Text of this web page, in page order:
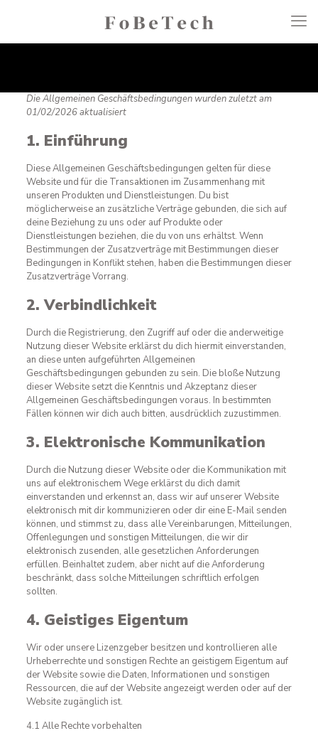
Die Allgemeinen Geschäftsbedingungen wurden zuletzt am
01/02/2026 aktualisiert
1. Einführung
Diese Allgemeinen Geschäftsbedingungen gelten für diese
Website und für die Transaktionen im Zusammenhang mit
unseren Produkten und Dienstleistungen. Du bist
möglicherweise an zusätzliche Verträge gebunden, die sich auf
deine Beziehung zu uns oder auf Produkte oder
Dienstleistungen beziehen, die du von uns erhältst. Wenn
Bestimmungen der Zusatzverträge mit Bestimmungen dieser
Bedingungen in Konflikt stehen, haben die Bestimmungen dieser
Zusatzverträge Vorrang.
2. Verbindlichkeit
Durch die Registrierung, den Zugriff auf oder die anderweitige
Nutzung dieser Website erklärst du dich hiermit einverstanden,
an diese unten aufgeführten Allgemeinen
Geschäftsbedingungen gebunden zu sein. Die bloße Nutzung
dieser Website setzt die Kenntnis und Akzeptanz dieser
Allgemeinen Geschäftsbedingungen voraus. In bestimmten
Fällen können wir dich auch bitten, ausdrücklich zuzustimmen.
3. Elektronische Kommunikation
Durch die Nutzung dieser Website oder die Kommunikation mit
uns auf elektronischem Wege erklärst du dich damit
einverstanden und erkennst an, dass wir auf unserer Website
elektronisch mit dir kommunizieren oder dir eine E-Mail senden
können, und stimmst zu, dass alle Vereinbarungen, Mitteilungen,
Offenlegungen und sonstigen Mitteilungen, die wir dir
elektronisch zusenden, alle gesetzlichen Anforderungen
erfüllen. Beinhaltet zudem, aber nicht auf die Anforderung
beschränkt, dass solche Mitteilungen schriftlich erfolgen
sollten.
4. Geistiges Eigentum
Wir oder unsere Lizenzgeber besitzen und kontrollieren alle
Urheberrechte und sonstigen Rechte an geistigem Eigentum auf
der Website sowie die Daten, Informationen und sonstigen
Ressourcen, die auf der Website angezeigt werden oder auf der
Website zugänglich ist.
4.1 Alle Rechte vorbehalten